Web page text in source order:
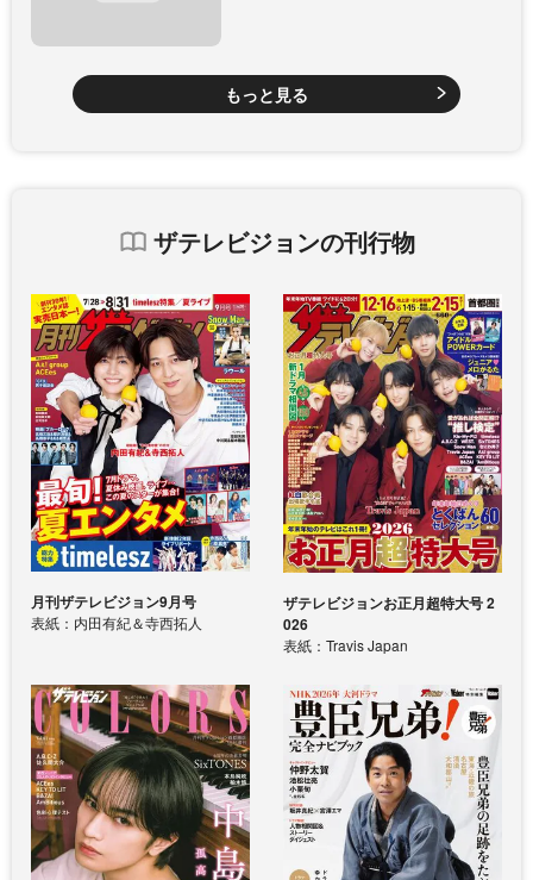
もっと見る
ザテレビジョンの刊行物
月刊ザテレビジョン9月号
表紙：内田有紀＆寺西拓人
ザテレビジョンお正月超特大号 2
026
表紙：Travis Japan